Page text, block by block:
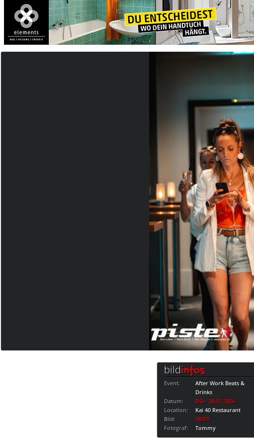
bildinfos
Event:
After Work Beats &
Drinks
Datum:
DO · 28.05.2026
Location:
Kai 40 Restaurant
Bild:
10/31
Fotograf:
Tommy